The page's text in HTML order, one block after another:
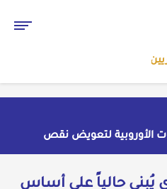
الأوروبية لتعويض نقص
المشترك
الشبان في قرية
يُبنى حالياً على أساس